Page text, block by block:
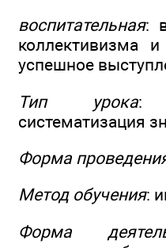
воспитательная:
коллективизма и
успешное
Тип урока:
систематизация
Форма
Метод обучения:
Форма